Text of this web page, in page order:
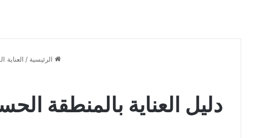
الرئيسية / العناية
دليل العناية بالمنطقة